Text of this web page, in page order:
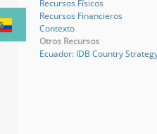
Recursos Físicos
Recursos Financieros
Contexto
Otros Recursos
Ecuador: IDB Country